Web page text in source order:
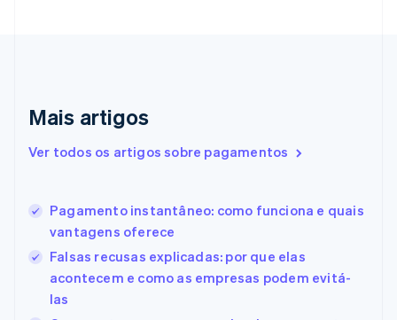
Mais artigos
Ver todos os artigos sobre pagamentos
Pagamento instantâneo: como funciona e quais
vantagens oferece
Falsas recusas explicadas: por que elas
acontecem e como as empresas podem evitá-
las
Eslováquia
English
EnglishItaliano
Estados Unidos
EnglishEspañol简体中文
Estônia
English
Finlândia
English